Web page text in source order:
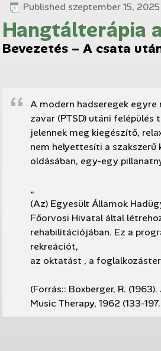
Published szeptember 15, 2025
Hangtálterápia
Bevezetés – A csata
A modern hadseregek
zavar (PTSD) utáni
jelennek meg kiegészítő,
nem helyettesíti a
oldásában, egy-egy
„
(Az) Egyesült Államok
Főorvosi Hivatal által
rehabilitációjában. Ez a
rekreációt,
az oktatást , a
(Forrás:: Boxberger, R.
Music Therapy, 1962(133-